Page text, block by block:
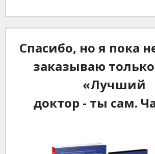
Спасибо, но я пока
заказываю
«Лучший
доктор - ты сам.